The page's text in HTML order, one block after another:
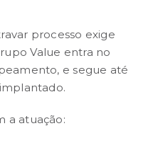
processo exige
Value entra no
e segue até
a atuação: